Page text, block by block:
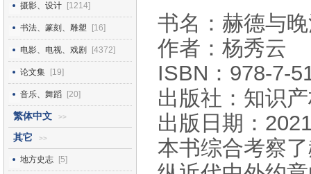
摄影、设计 [1214]
书法、篆刻、雕塑 [16]
电影、电视、戏剧 [4372]
论文集 [19]
音乐、舞蹈 [20]
繁体中文 >>
其它 >>
地方史志 [5]
书名：赫德与
作者：杨秀云
ISBN：978-7-
出版社：知识
出版日期：
本书综合考察